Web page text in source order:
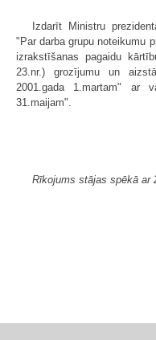
Izdarīt Ministru
"Par darba grupu noteikumu
izrakstīšanas pagaidu
23.nr.) grozījumu un
2001.gada 1.martam" ar
31.maijam".
Rīkojums stājas spēkā ar